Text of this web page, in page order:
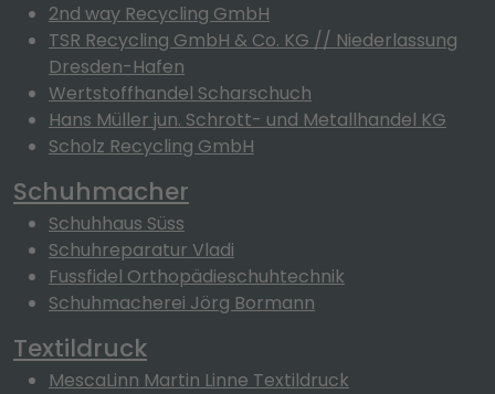
2nd way Recycling GmbH
TSR Recycling GmbH & Co. KG // Niederlassung
Dresden-Hafen
Wertstoffhandel Scharschuch
Hans Müller jun. Schrott- und Metallhandel KG
Scholz Recycling GmbH
Schuhmacher
Schuhhaus Süss
Schuhreparatur Vladi
Fussfidel Orthopädieschuhtechnik
Schuhmacherei Jörg Bormann
Textildruck
MescaLinn Martin Linne Textildruck